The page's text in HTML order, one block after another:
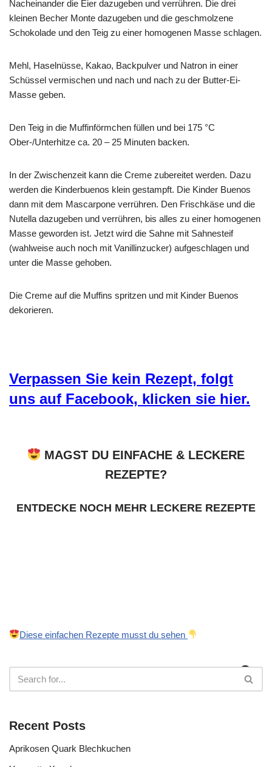
Nacheinander die Eier dazugeben und verrühren. Die drei
kleinen Becher Monte dazugeben und die geschmolzene
Schokolade und den Teig zu einer homogenen Masse schlagen.
Mehl, Haselnüsse, Kakao, Backpulver und Natron in einer
Schüssel vermischen und nach und nach zu der Butter-Ei-
Masse geben.
Den Teig in die Muffinförmchen füllen und bei 175 °C
Ober-/Unterhitze ca. 20 – 25 Minuten backen.
In der Zwischenzeit kann die Creme zubereitet werden. Dazu
werden die Kinderbuenos klein gestampft. Die Kinder Buenos
dann mit dem Mascarpone verrühren. Den Frischkäse und die
Nutella dazugeben und verrühren, bis alles zu einer homogenen
Masse geworden ist. Jetzt wird die Sahne mit Sahnesteif
(wahlweise auch noch mit Vanillinzucker) aufgeschlagen und
unter die Masse gehoben.
Die Creme auf die Muffins spritzen und mit Kinder Buenos
dekorieren.
Verpassen Sie kein Rezept, folgt
uns auf Facebook, klicken sie hier.
MAGST DU EINFACHE & LECKERE
REZEPTE?
ENTDECKE NOCH MEHR LECKERE REZEPTE
Diese einfachen Rezepte musst du sehen
Recent Posts
Aprikosen Quark Blechkuchen